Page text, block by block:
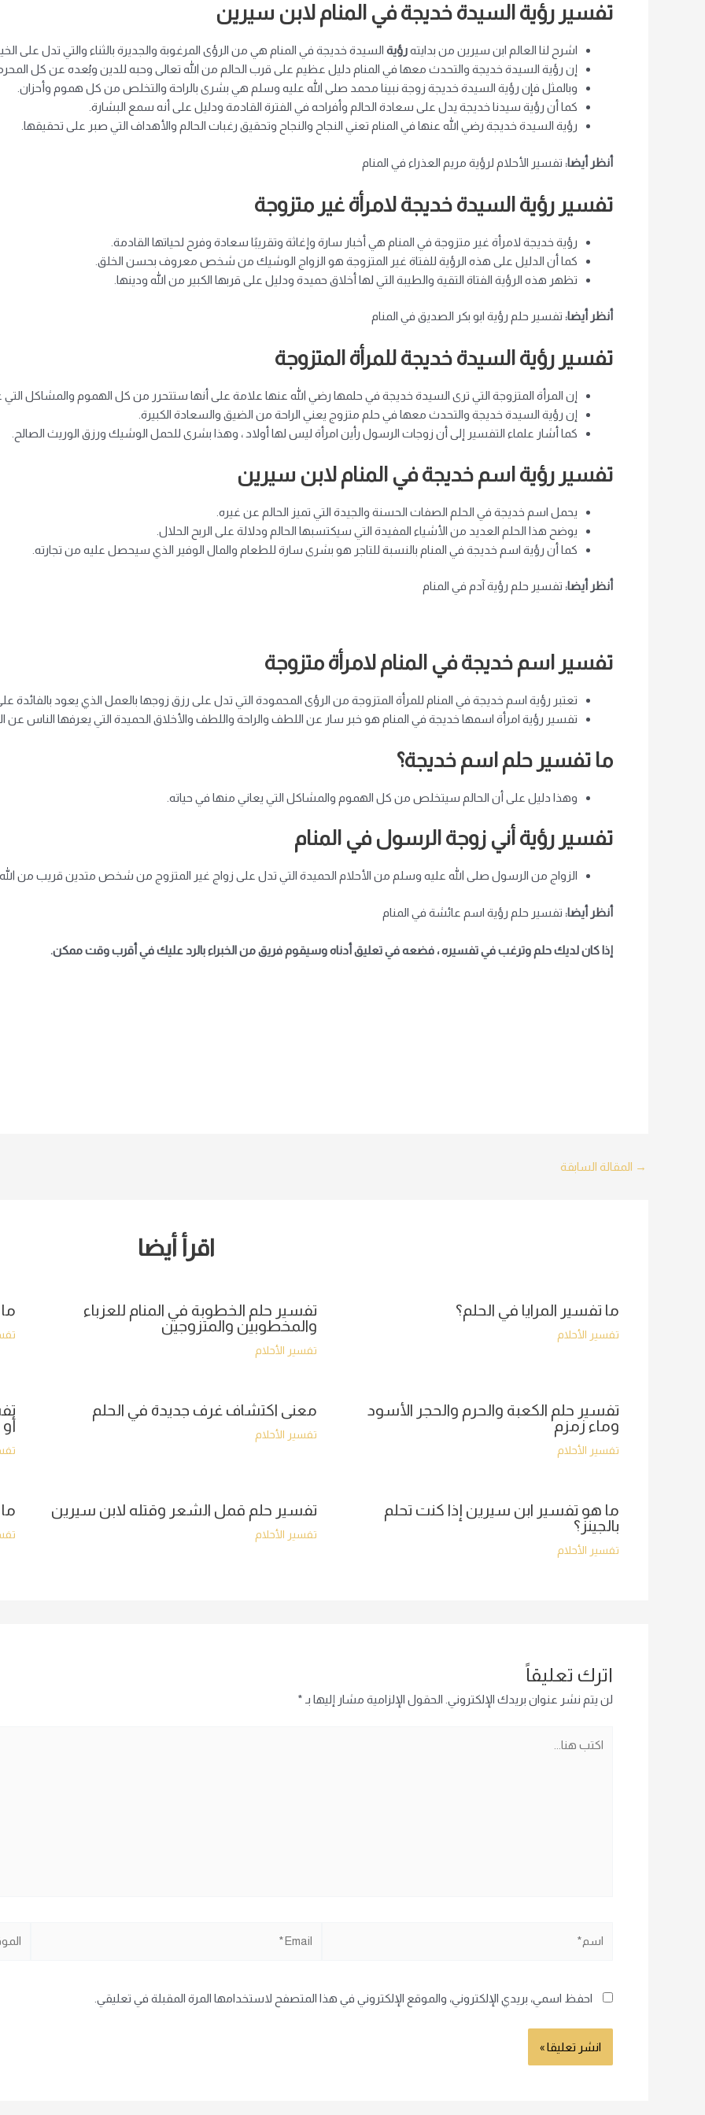
تفسير رؤية السيدة خديجة في المنام لابن سيرين
اشرح لنا العالم ابن سيرين من بدايتهرؤية السيدة خديجة في المنام هي من الرؤى المرغوبة والجديرة بالثناء والتي تدل على
إن رؤية السيدة خديجة والتحدث معها في المنام دليل عظيم على قرب الحالم من الله تعالى وحبه للدين وبُعده عن كل
وبالمثل فإن رؤية السيدة خديجة زوجة نبينا محمد صلى الله عليه وسلم هي بشرى بالراحة والتخلص من كل هموم وأحزان.
كما أن رؤية سيدنا خديجة يدل على سعادة الحالم وأفراحه في الفترة القادمة ودليل على أنه سمع البشارة.
رؤية السيدة خديجة رضي الله عنها في المنام تعني النجاح والنجاح وتحقيق رغبات الحالم والأهداف التي صبر على تحقيقها.
أنظر أيضا: تفسير الأحلام لرؤية مريم العذراء في المنام
تفسير رؤية السيدة خديجة لامرأة غير متزوجة
رؤية خديجة لامرأة غير متزوجة في المنام هي أخبار سارة وإغاثة وتقريبًا سعادة وفرح لحياتها القادمة.
كما أن الدليل على هذه الرؤية للفتاة غير المتزوجة هو الزواج الوشيك من شخص معروف بحسن الخلق.
تظهر هذه الرؤية الفتاة التقية والطيبة التي لها أخلاق حميدة ودليل على قربها الكبير من الله ودينها.
أنظر أيضا: تفسير حلم رؤية ابو بكر الصديق في المنام
تفسير رؤية السيدة خديجة للمرأة المتزوجة
إن المرأة المتزوجة التي ترى السيدة خديجة في حلمها رضي الله عنها علامة على أنها ستتحرر من كل الهموم والمشاكل التي
إن رؤية السيدة خديجة والتحدث معها في حلم متزوج يعني الراحة من الضيق والسعادة الكبيرة.
كما أشار علماء التفسير إلى أن زوجات الرسول رأين امرأة ليس لها أولاد ، وهذا بشرى للحمل الوشيك ورزق الوريث الصالح.
تفسير رؤية اسم خديجة في المنام لابن سيرين
يحمل اسم خديجة في الحلم الصفات الحسنة والجيدة التي تميز الحالم عن غيره.
يوضح هذا الحلم العديد من الأشياء المفيدة التي سيكتسبها الحالم ودلالة على الربح الحلال.
كما أن رؤية اسم خديجة في المنام بالنسبة للتاجر هو بشرى سارة للطعام والمال الوفير الذي سيحصل عليه من تجارته.
أنظر أيضا: تفسير حلم رؤية آدم في المنام
تفسير اسم خديجة في المنام لامرأة متزوجة
تعتبر رؤية اسم خديجة في المنام للمرأة المتزوجة من الرؤى المحمودة التي تدل على رزق زوجها بالعمل الذي يعود بالفائدة
تفسير رؤية امرأة اسمها خديجة في المنام هو خبر سار عن اللطف والراحة واللطف والأخلاق الحميدة التي يعرفها الناس عن
ما تفسير حلم اسم خديجة؟
وهذا دليل على أن الحالم سيتخلص من كل الهموم والمشاكل التي يعاني منها في حياته.
تفسير رؤية أني زوجة الرسول في المنام
الزواج من الرسول صلى الله عليه وسلم من الأحلام الحميدة التي تدل على زواج غير المتزوج من شخص متدين قريب من الله.
أنظر أيضا: تفسير حلم رؤية اسم عائشة في المنام
إذا كان لديك حلم وترغب في تفسيره ، فضعه في تعليق أدناه وسيقوم فريق من الخبراء بالرد عليك في أقرب وقت ممكن.
Post
→ المقالة السابقة
اقرأ أيضا
ما تفسير المرايا في الحلم؟
تفسير الأحلام
تفسير حلم الخطوبة في المنام للعزباء
والمخطوبين والمتزوجين
تفسير الأحلام
تفسير حلم الكعبة والحرم والحجر الأسود
وماء زمزم
تفسير الأحلام
معنى اكتشاف غرف جديدة في الحلم
تفسير الأحلام
ما هو تفسير ابن سيرين إذا كنت تحلم
بالجينز؟
تفسير الأحلام
تفسير حلم قمل الشعر وقتله لابن سيرين
تفسير الأحلام
اترك تعليقاً
لن يتم نشر عنوان بريدك الإلكتروني. الحقول الإلزامية مشار إليها بـ *
هنا...
احفظ اسمي، بريدي الإلكتروني، والموقع الإلكتروني في هذا المتصفح لاستخدامها المرة المقبلة في تعليقي.